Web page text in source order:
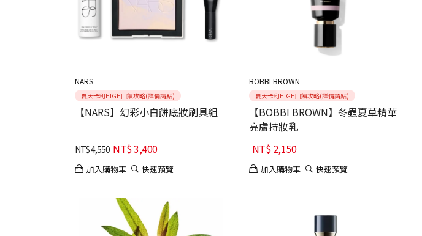
NARS
夏天卡利HIGH回饋攻略(詳情請點)
【NARS】幻彩小白餅底妝刷具組
NT$4,550 NT$3,400
加入購物車 快速預覽
BOBBI BROWN
夏天卡利HIGH回饋攻略(詳情請點)
【BOBBI BROWN】冬蟲夏草精華
亮膚持妝乳
NT$2,150
加入購物車 快速預覽